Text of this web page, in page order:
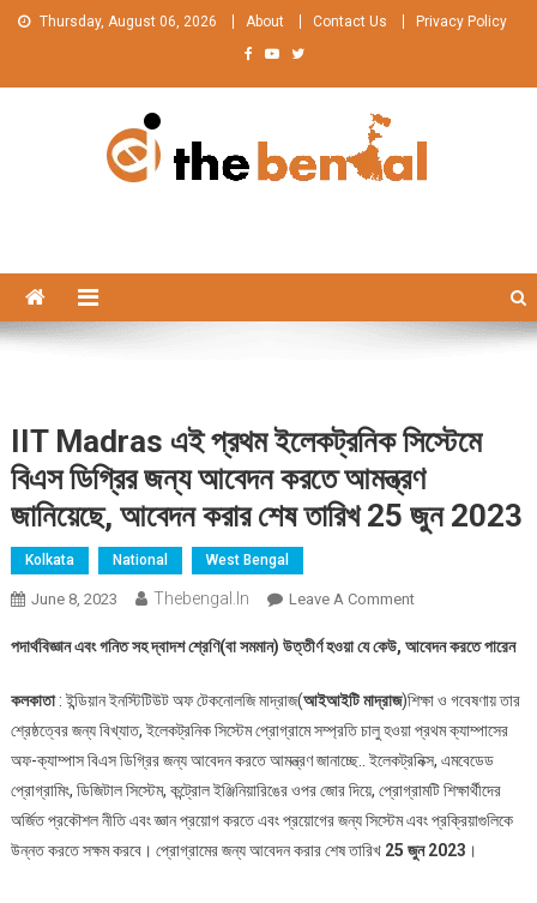
Skip Thursday, August 06, 2026 About Contact Us Privacy Policy
IIT Madras এই প্রথম ইলেকট্রনিক সিস্টেমে
বিএস ডিগ্রির জন্য আবেদন করতে আমন্ত্রণ
জানিয়েছে, আবেদন করার শেষ তারিখ 25 জুন 2023
Kolkata National West Bengal
June 8, 2023 Thebengal.in Leave A CommentOn
Madras
প্রথম
ইলেকট্রনিক
সিস্টেমে
বিএস
ডিগ্রির
জন্য
পদার্থবিজ্ঞান এবং গনিত সহ দ্বাদশ শ্রেণি(বা সমমান) উত্তীর্ণ হওয়া যে কেউ, আবেদন করতে পারেন
কলকাতা: ইন্ডিয়ান ইনস্টিটিউট অফ টেকনোলজি মাদ্রাজ(আইআইটি মাদ্রাজ)শিক্ষা ও গবেষণায় তার
শ্রেষ্ঠত্বের জন্য বিখ্যাত, ইলেকট্রনিক সিস্টেম প্রোগ্রামে সম্প্রতি চালু হওয়া প্রথম ক্যাম্পাসের
অফ-ক্যাম্পাস বিএস ডিগ্রির জন্য আবেদন করতে আমন্ত্রণ জানাচ্ছে.. ইলেকট্রনিক্স, এমবেডেড
প্রোগ্রামিং, ডিজিটাল সিস্টেম, কন্ট্রোল ইঞ্জিনিয়ারিঙের ওপর জোর দিয়ে, প্রোগ্রামটি শিক্ষার্থীদের
অর্জিত প্রকৌশল নীতি এবং জ্ঞান প্রয়োগ করতে এবং প্রয়োগের জন্য সিস্টেম এবং প্রক্রিয়াগুলিকে
উন্নত করতে সক্ষম করবে। প্রোগ্রামের জন্য আবেদন করার শেষ তারিখ 25 জুন 2023 ।